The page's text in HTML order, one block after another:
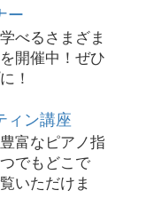
ー
べるさまざま
開催中！ぜひ
！
ィン講座
富なピアノ指
でもどこで
いただけま